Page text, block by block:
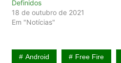
Definidos
18 de outubro de 2021
Em "Notícias"
Android Free Fire